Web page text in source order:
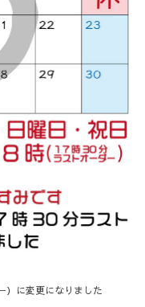
）に変更になりました